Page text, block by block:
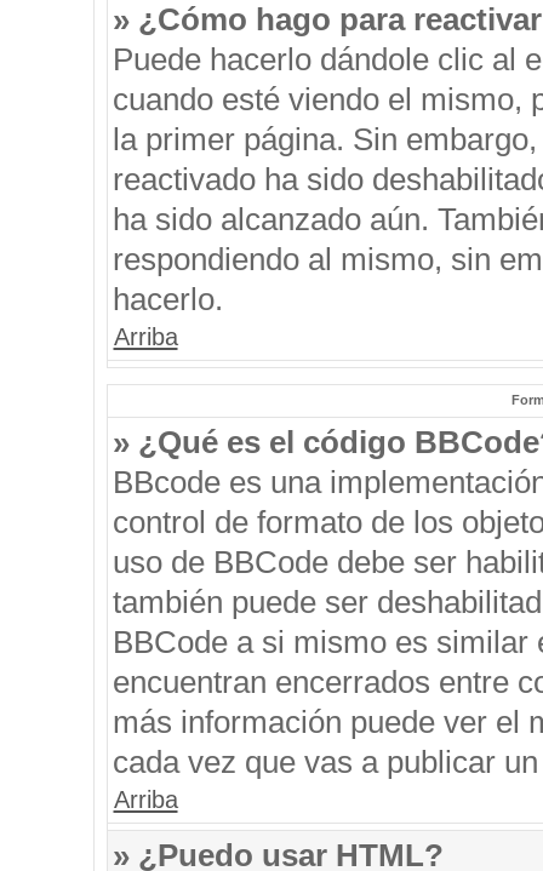
» ¿Cómo hago para
Puede hacerlo dándole clic al
cuando esté viendo el mismo,
la primer página. Sin
reactivado ha sido
ha sido alcanzado aún.
respondiendo al mismo, sin
hacerlo.
Arriba
» ¿Qué es el código
BBcode es una
control de formato de los
uso de BBCode debe ser
también puede ser
BBCode a si mismo es
encuentran encerrados entre
más información puede ver el
cada vez que vas a publicar
Arriba
» ¿Puedo usar HTML?